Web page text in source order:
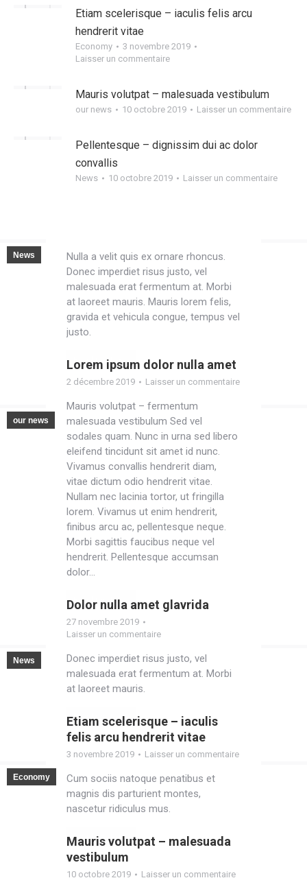
Etiam scelerisque – iaculis felis arcu
hendrerit vitae
Economy
3 novembre 2019
Laisser un commentaire
Mauris volutpat – malesuada vestibulum
our news 10 octobre 2019 Laisser un commentaire
Pellentesque – dignissim dui ac dolor
convallis
News 10 octobre 2019 Laisser un commentaire
News
Nulla a velit quis ex ornare rhoncus.
Donec imperdiet risus justo, vel
malesuada erat fermentum at. Morbi
at laoreet mauris. Mauris lorem felis,
gravida et vehicula congue, tempus vel
justo.
Read post
our news
Lorem ipsum dolor nulla amet
2 décembre 2019 Laisser un commentaire
Mauris volutpat – fermentum
malesuada vestibulum Sed vel
sodales quam. Nunc in urna sed libero
eleifend tincidunt sit amet id nunc.
Vivamus convallis hendrerit diam,
vitae dictum odio hendrerit vitae.
Nullam nec lacinia tortor, ut fringilla
lorem. Vivamus ut enim hendrerit,
finibus arcu ac, pellentesque neque.
Morbi sagittis faucibus neque vel
hendrerit. Pellentesque accumsan
dolor…
Read post
News
Dolor nulla amet glavrida
27 novembre 2019
Laisser un commentaire
Donec imperdiet risus justo, vel
malesuada erat fermentum at. Morbi
at laoreet mauris.
Read post
Economy
Etiam scelerisque – iaculis
felis arcu hendrerit vitae
3 novembre 2019 Laisser un commentaire
Cum sociis natoque penatibus et
magnis dis parturient montes,
nascetur ridiculus mus.
Read post
Mauris volutpat – malesuada
vestibulum
10 octobre 2019 Laisser un commentaire